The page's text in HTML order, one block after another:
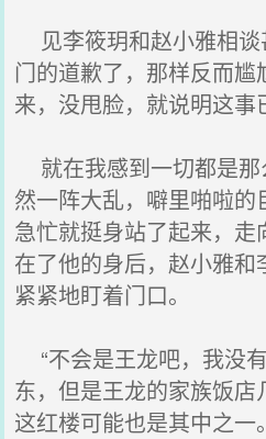
见李筱玥和赵小雅相谈
门的道歉了，那样反而
来，没甩脸，就说明这事
就在我感到一切都是那
然一阵大乱，噼里啪啦
急忙就挺身站了起来，
在了他的身后，赵小雅和
紧紧地盯着门口。
“不会是王龙吧，我没
东，但是王龙的家族饭店
这红楼可能也是其中之一